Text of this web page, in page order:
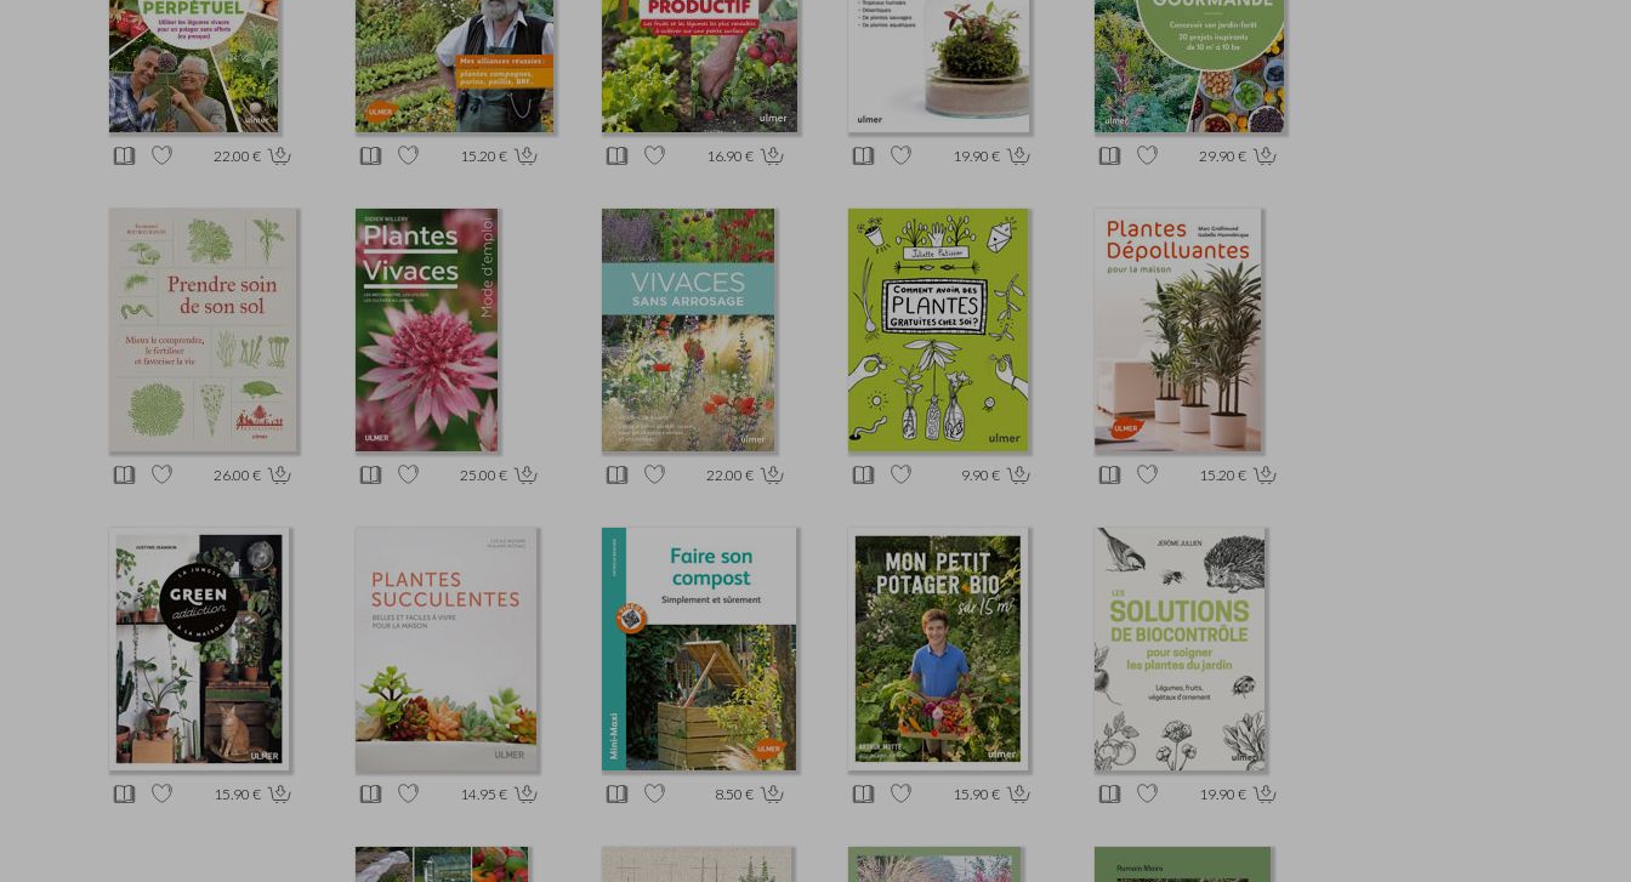
22.00 € 15.20 € 16.90 € 19.90 € 29.90 €
26.00 € 25.00 € 22.00 € 9.90 € 15.20 €
15.90 € 14.95 € 8.50 € 15.90 € 19.90 €